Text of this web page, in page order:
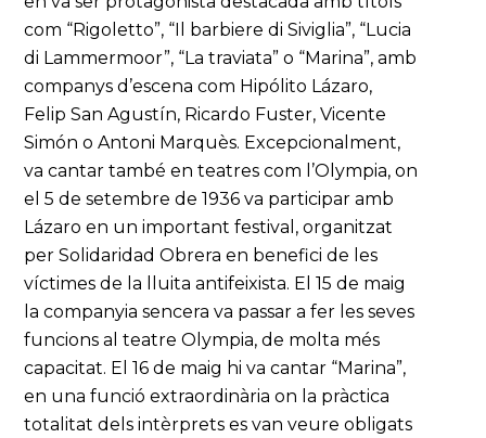
com “Rigoletto”, “Il barbiere di Siviglia”, “Lucia
di Lammermoor”, “La traviata” o “Marina”, amb
companys d’escena com Hipólito Lázaro,
Felip San Agustín, Ricardo Fuster, Vicente
Simón o Antoni Marquès. Excepcionalment,
va cantar també en teatres com l’Olympia, on
el 5 de setembre de 1936 va participar amb
Lázaro en un important festival, organitzat
per Solidaridad Obrera en benefici de les
víctimes de la lluita antifeixista. El 15 de maig
la companyia sencera va passar a fer les seves
funcions al teatre Olympia, de molta més
capacitat. El 16 de maig hi va cantar “Marina”,
en una funció extraordinària on la pràctica
totalitat dels intèrprets es van veure obligats